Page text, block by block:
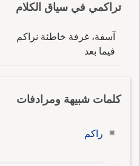
تراكمي في سياق الكلام
آسفة، غرفة خاطئة نراكم
فيما بعد
كلمات شبيهة ومرادفات
راكم